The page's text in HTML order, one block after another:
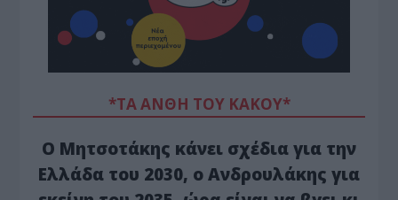
*ΤΑ ΆΝΘΗ ΤΟΥ ΚΑΚΟΎ*
Ο Μητσοτάκης κάνει σχέδια για την
Ελλάδα του 2030, ο Ανδρουλάκης για